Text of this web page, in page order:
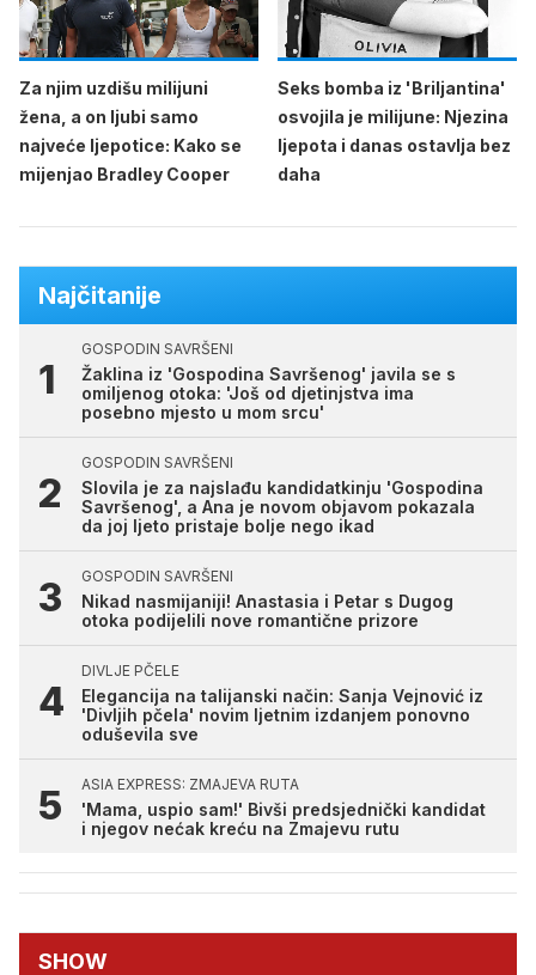
Za njim uzdišu milijuni
žena, a on ljubi samo
najveće ljepotice: Kako se
mijenjao Bradley Cooper
Seks bomba iz 'Briljantina'
osvojila je milijune: Njezina
ljepota i danas ostavlja bez
daha
Najčitanije
GOSPODIN SAVRŠENI
Žaklina iz 'Gospodina Savršenog' javila se s
omiljenog otoka: 'Još od djetinjstva ima
posebno mjesto u mom srcu'
GOSPODIN SAVRŠENI
Slovila je za najslađu kandidatkinju 'Gospodina
Savršenog', a Ana je novom objavom pokazala
da joj ljeto pristaje bolje nego ikad
GOSPODIN SAVRŠENI
Nikad nasmijaniji! Anastasia i Petar s Dugog
otoka podijelili nove romantične prizore
DIVLJE PČELE
Elegancija na talijanski način: Sanja Vejnović iz
'Divljih pčela' novim ljetnim izdanjem ponovno
oduševila sve
ASIA EXPRESS: ZMAJEVA RUTA
'Mama, uspio sam!' Bivši predsjednički kandidat
i njegov nećak kreću na Zmajevu rutu
SHOW